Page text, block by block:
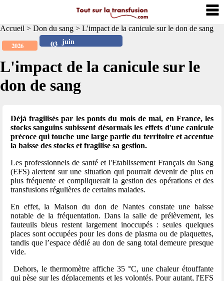
Accueil > Don du sang > L'impact de la canicule sur le don de sang
juin
03
2026
L'impact de la canicule sur le
don de sang
Déjà fragilisés par les ponts du mois de mai, en France, les
stocks sanguins subissent désormais les effets d'une canicule
précoce qui touche une large partie du territoire et accentue
la baisse des stocks et fragilise sa gestion.
Les professionnels de santé et l'Etablissement Français du Sang
(EFS) alertent sur une situation qui pourrait devenir de plus en
plus fréquente et compliquerait la gestion des opérations et des
transfusions régulières de certains malades.
En effet, la Maison du don de Nantes constate une baisse
notable de la fréquentation. Dans la salle de prélèvement, les
fauteuils bleus restent largement inoccupés : seules quelques
places sont occupées pour les dons de plasma ou de plaquettes,
tandis que l’espace dédié au don de sang total demeure presque
vide.
Dehors, le thermomètre affiche 35 °C, une chaleur étouffante
qui pèse sur les déplacements et les volontés. Pour autant, l'EFS